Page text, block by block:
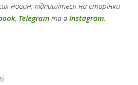
новин, підпишіться на сторінки
, Telegram та в Instagram